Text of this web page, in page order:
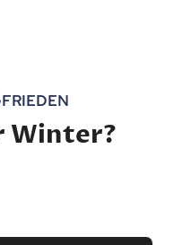
Winter?